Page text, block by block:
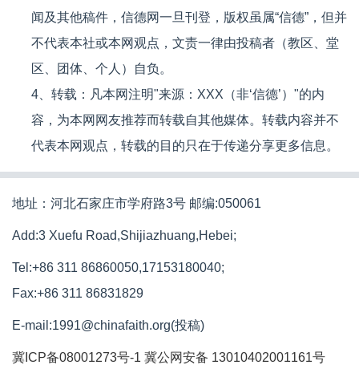
闻及其他稿件，信德网一旦刊登，版权虽属“信德”，但并
不代表本社或本网观点，文责一律由投稿者（教区、堂
区、团体、个人）自负。
4、转载：凡本网注明"来源：XXX（非‘信德’）"的内
容，为本网网友推荐而转载自其他媒体。转载内容并不
代表本网观点，转载的目的只在于传递分享更多信息。
地址：河北石家庄市学府路3号 邮编:050061
Add:3 Xuefu Road,Shijiazhuang,Hebei;
Tel:+86 311 86860050,17153180040;
Fax:+86 311 86831829
E-mail:1991@chinafaith.org(投稿)
冀ICP备08001273号-1 冀公网安备 13010402001161号